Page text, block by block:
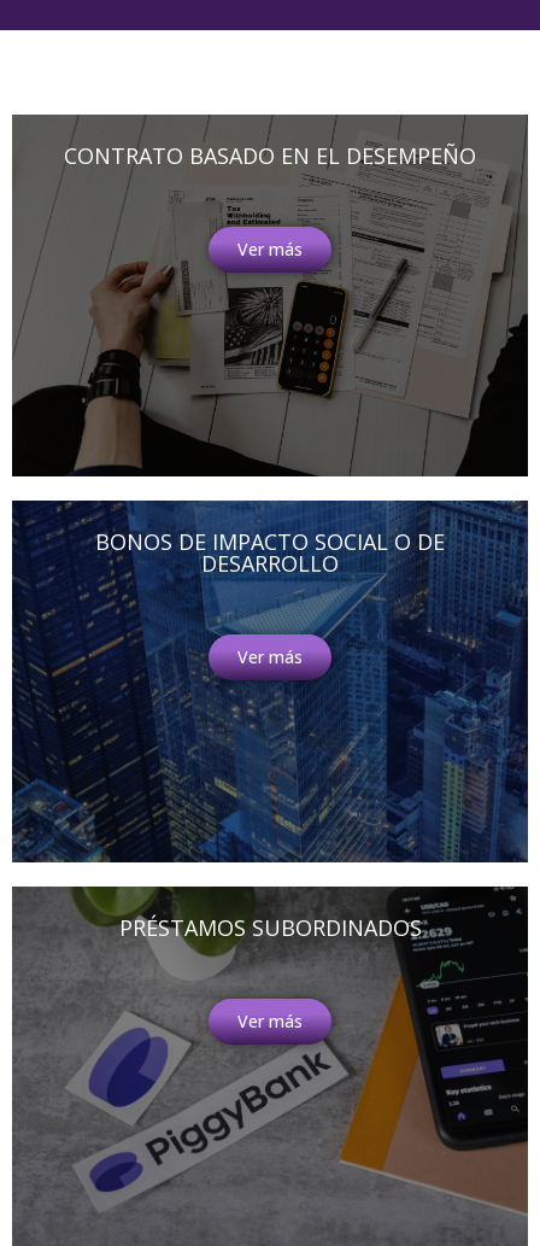
CONTRATO BASADO EN EL DESEMPEÑO
Ver más
BONOS DE IMPACTO SOCIAL O DE
DESARROLLO
Ver más
PRÉSTAMOS SUBORDINADOS
Ver más